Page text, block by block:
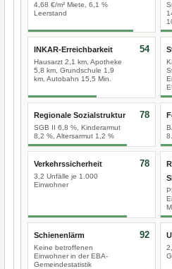
4,68 €/m² Miete, 6,1 %
Leerstand
INKAR-Erreichbarkeit
Hausarzt 2,1 km, Apotheke
5,8 km, Grundschule 1,9
km, Autobahn 15,5 Min.
54
Regionale Sozialstruktur
SGB II 6,8 %, Kinderarmut
8,2 %, Altersarmut 1,2 %
78
Verkehrssicherheit
3,2 Unfälle je 1.000
Einwohner
78
Schienenlärm
Keine betroffenen
Einwohner in der EBA-
Gemeindestatistik
92